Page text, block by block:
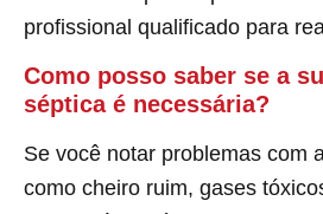
profissional qualificado para
Como posso saber se a
séptica é necessária?
Se você notar problemas com
como cheiro ruim, gases